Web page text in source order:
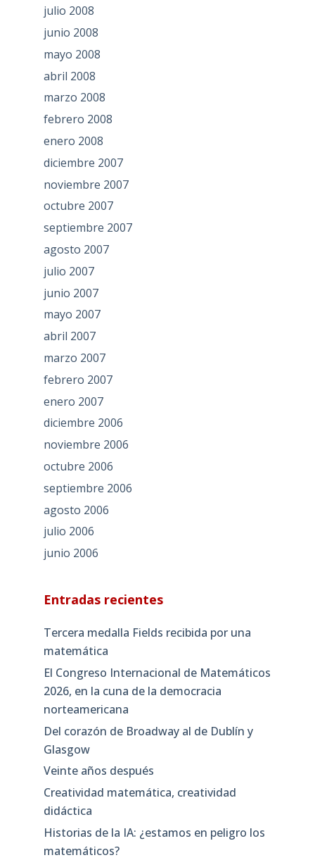
julio 2008
junio 2008
mayo 2008
abril 2008
marzo 2008
febrero 2008
enero 2008
diciembre 2007
noviembre 2007
octubre 2007
septiembre 2007
agosto 2007
julio 2007
junio 2007
mayo 2007
abril 2007
marzo 2007
febrero 2007
enero 2007
diciembre 2006
noviembre 2006
octubre 2006
septiembre 2006
agosto 2006
julio 2006
junio 2006
Entradas recientes
Tercera medalla Fields recibida por una
matemática
El Congreso Internacional de Matemáticos
2026, en la cuna de la democracia
norteamericana
Del corazón de Broadway al de Dublín y
Glasgow
Veinte años después
Creatividad matemática, creatividad
didáctica
Historias de la IA: ¿estamos en peligro los
matemáticos?